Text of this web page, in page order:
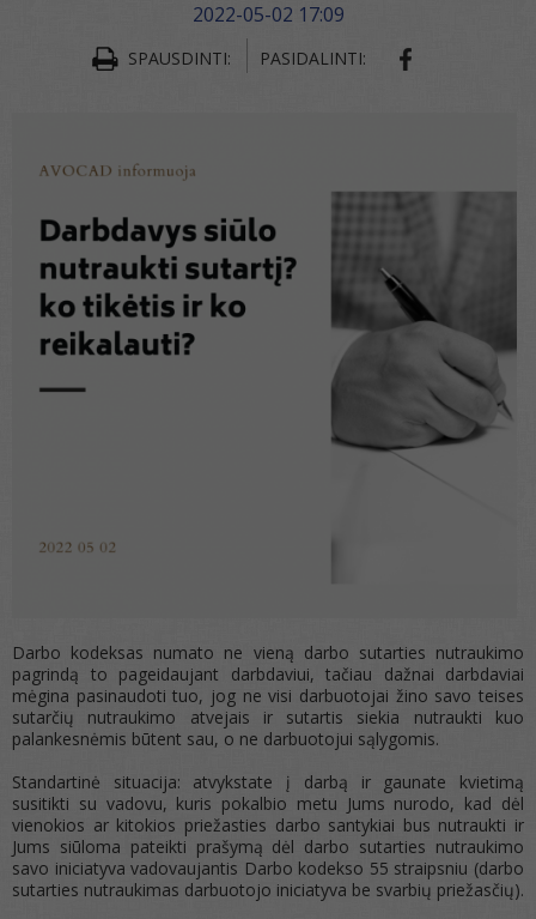
2022-05-02 17:09
SPAUSDINTI: PASIDALINTI:
Darbo kodeksas numato ne vieną darbo sutarties nutraukimo
pagrindą to pageidaujant darbdaviui, tačiau dažnai darbdaviai
mėgina pasinaudoti tuo, jog ne visi darbuotojai žino savo teises
sutarčių nutraukimo atvejais ir sutartis siekia nutraukti kuo
palankesnėmis būtent sau, o ne darbuotojui sąlygomis.
Standartinė situacija: atvykstate į darbą ir gaunate kvietimą
susitikti su vadovu, kuris pokalbio metu Jums nurodo, kad dėl
vienokios ar kitokios priežasties darbo santykiai bus nutraukti ir
Jums siūloma pateikti prašymą dėl darbo sutarties nutraukimo
savo iniciatyva vadovaujantis Darbo kodekso 55 straipsniu (darbo
sutarties nutraukimas darbuotojo iniciatyva be svarbių priežasčių).